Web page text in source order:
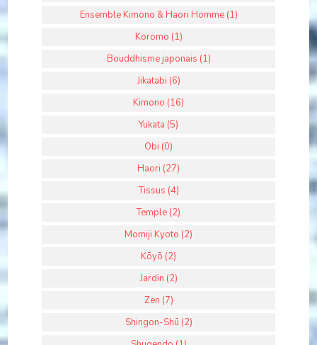
Ensemble Kimono & Haori Homme (1)
Koromo (1)
Bouddhisme japonais (1)
Jikatabi (6)
Kimono (16)
Yukata (5)
Obi (0)
Haori (27)
Tissus (4)
Temple (2)
Momiji Kyoto (2)
Kōyō (2)
Jardin (2)
Zen (7)
Shingon-Shū (2)